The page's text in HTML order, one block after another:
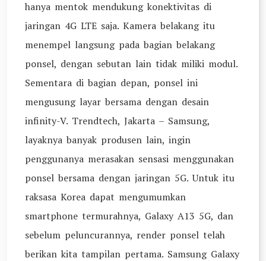
hanya mentok mendukung konektivitas di
jaringan 4G LTE saja. Kamera belakang itu
menempel langsung pada bagian belakang
ponsel, dengan sebutan lain tidak miliki modul.
Sementara di bagian depan, ponsel ini
mengusung layar bersama dengan desain
infinity-V. Trendtech, Jakarta – Samsung,
layaknya banyak produsen lain, ingin
penggunanya merasakan sensasi menggunakan
ponsel bersama dengan jaringan 5G. Untuk itu
raksasa Korea dapat mengumumkan
smartphone termurahnya, Galaxy A13 5G, dan
sebelum peluncurannya, render ponsel telah
berikan kita tampilan pertama. Samsung Galaxy